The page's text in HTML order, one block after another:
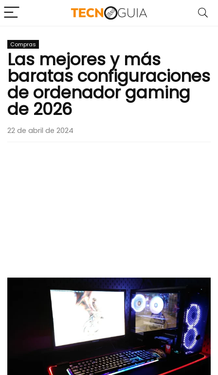
Compras
Las mejores y más
baratas configuraciones
de ordenador gaming
de 2026
22 de abril de 2024